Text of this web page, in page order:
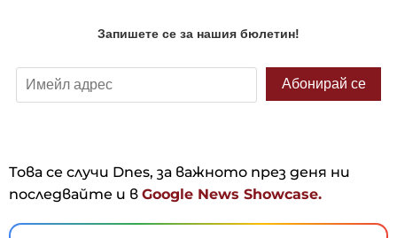
Това се случи Dnes, за важното през деня ни
последвайте и в Google News Showcase.